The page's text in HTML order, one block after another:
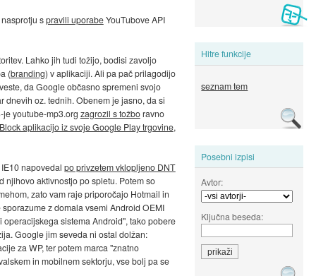
Hitre funkcije
seznam tem
Posebni izpisi
Avtor:
Ključna beseda:
spravili uporabeYouTubove API
Lahko jih tudi tožijo, bodisi zavoljo
(branding) v aplikaciji. Ali pa pač prilagodijo
da Google občasno spremeni svojo
dnevih oz. tednih. Obenem je jasno, da si
youtube-mp3.org zagrozil s tožboravno
aplikacijo iz svoje Google Play trgovine,
napovedal po privzetem vklopljeno DNT
aktivnostjo po spletu. Potem so
zato vam raje priporočajo Hotmail in
z domala vsemi Android OEMI
sistema Android", tako pobere
Google jim seveda ni ostal dolžan:
za WP, ter potem marca "znatno
in mobilnem sektorju, vse bolj pa se